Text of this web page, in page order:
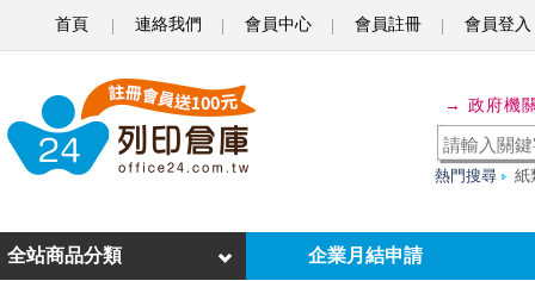
首頁 連絡我們 會員中心 會員註冊 會員登入
o
h
e
→ 政府機
熱門搜尋 紙
企業月結申請
全站商品分類